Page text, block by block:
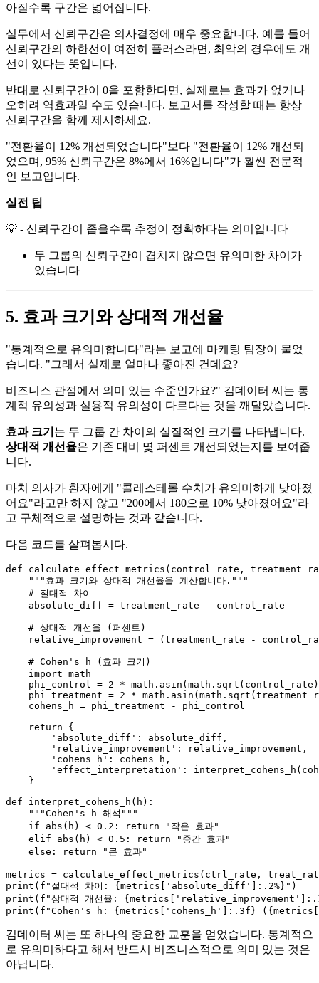
아질수록 구간은 넓어집니다.
실무에서 신뢰구간은 의사결정에 매우 중요합니다. 예를 들어
신뢰구간의 하한선이 여전히 플러스라면, 최악의 경우에도 개
선이 있다는 뜻입니다.
반대로 신뢰구간이 0을 포함한다면, 실제로는 효과가 없거나
오히려 역효과일 수도 있습니다. 보고서를 작성할 때는 항상
신뢰구간을 함께 제시하세요.
"전환율이 12% 개선되었습니다"보다 "전환율이 12% 개선되
었으며, 95% 신뢰구간은 8%에서 16%입니다"가 훨씬 전문적
인 보고입니다.
실전 팁
💡 - 신뢰구간이 좁을수록 추정이 정확하다는 의미입니다
두 그룹의 신뢰구간이 겹치지 않으면 유의미한 차이가
있습니다
5. 효과 크기와 상대적 개선율
"통계적으로 유의미합니다"라는 보고에 마케팅 팀장이 물었
습니다. "그래서 실제로 얼마나 좋아진 건데요?
비즈니스 관점에서 의미 있는 수준인가요?" 김데이터 씨는 통
계적 유의성과 실용적 유의성이 다르다는 것을 깨달았습니다.
효과 크기 는 두 그룹 간 차이의 실질적인 크기를 나타냅니다.
상대적 개선율은 기존 대비 몇 퍼센트 개선되었는지를 보여줍
니다.
마치 의사가 환자에게 "콜레스테롤 수치가 유의미하게 낮아졌
어요"라고만 하지 않고 "200에서 180으로 10% 낮아졌어요"라
고 구체적으로 설명하는 것과 같습니다.
다음 코드를 살펴봅시다.
def calculate_effect_metrics ( control_rate,
"""효과 크기와 상대적 개선율을 계산합니다."""
# 절대적 차이
    absolute_diff = treatment_rate - control_rate
# 상대적 개선율 (퍼센트)
relative_improvement = (treatment_rate -
# Cohen's h (효과 크기)
import math
    phi_control =
2 *
    phi_treatment =
2 *
    cohens_h = phi_treatment - phi_control
return {
'absolute_diff' : absolute_diff,
'relative_improvement' : relative_improvement,
'cohens_h' : cohens_h,
'effect_interpretation' :
    }
def
interpret_cohens_h ( h ):
"""Cohen's h 해석"""
if
abs (h) < 0.2 : return
"작은 효과"
elif
abs (h) < 0.5 : return
"중간 효과"
else : return "큰 효과"
print ( f"절대적 차이: {metrics[ 'absolute_diff' ]: .2%} "
print ( f"상대적 개선율: {metrics[ 'relative_improvement' ]:
print ( f"Cohen's h: {metrics[ 'cohens_h' ]: .3f} ( {metrics[
김데이터 씨는 또 하나의 중요한 교훈을 얻었습니다. 통계적으
로 유의미하다고 해서 반드시 비즈니스적으로 의미 있는 것은
아닙니다.